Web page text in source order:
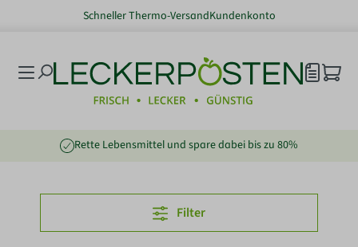
springenSchneller Thermo-VersandKundenkonto
Rette Lebensmittel und spare dabei bis zu 80%
Filter